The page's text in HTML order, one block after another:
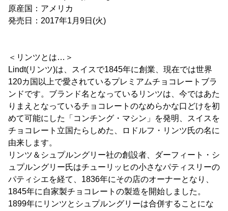
原産国：アメリカ
発売日：2017年1月9日(火)
＜リンツとは…＞
Lindt(リンツ)は、スイスで1845年に創業、現在では世界
120カ国以上で愛されているプレミアムチョコレートブラ
ンドです。ブランド名となっているリンツは、今ではあた
りまえとなっているチョコレートのなめらかな口どけを初
めて可能にした「コンチング・マシン」を発明、スイスを
チョコレート立国たらしめた、ロドルフ・リンツ氏の名に
由来します。
リンツ＆シュプルングリー社の創設者、ダーフィート・シ
ュプルングリー氏はチューリッヒの小さなパティスリーの
パティシエを経て、1836年にその店のオーナーとなり、
1845年に自家製チョコレートの製造を開始しました。
1899年にリンツとシュプルングリーは合併することにな